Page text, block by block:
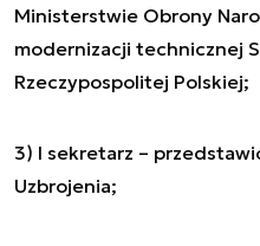
Ministerstwie Obrony
modernizacji technicznej
Rzeczypospolitej Polskiej;
3) I sekretarz –
Uzbrojenia;